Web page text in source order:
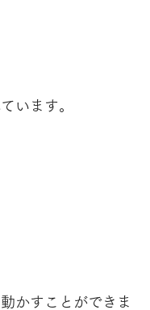
います。
かすことができま